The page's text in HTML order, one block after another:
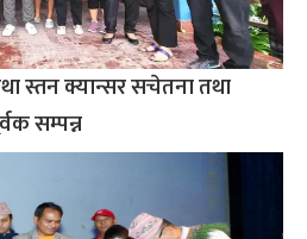
स्तन क्यान्सर सचेतना तथा
सम्पन्न